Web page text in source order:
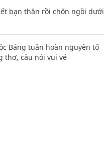
bạn thân rồi chôn ngồi dưới
Bảng tuần hoàn nguyên tố
thơ, câu nói vui vẻ